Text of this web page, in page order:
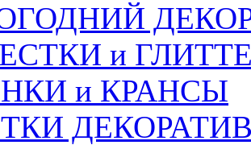
и
и КРАНСЫ